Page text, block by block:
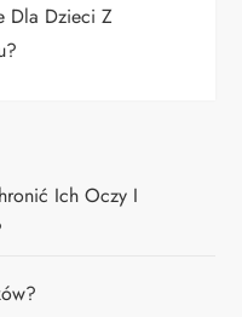
Dla Dzieci Z
Ich Oczy I